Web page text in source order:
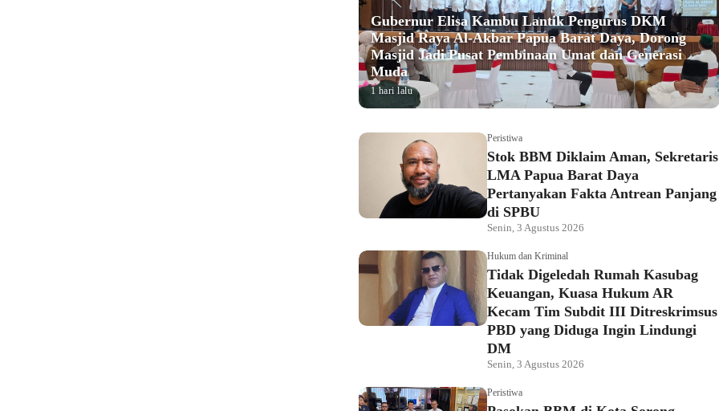
Gubernur Elisa Kambu Lantik Pengurus DKM
Masjid Raya Al-Akbar Papua Barat Daya, Dorong
Masjid Jadi Pusat Pembinaan Umat dan Generasi
Muda
1 hari lalu
Peristiwa
Stok BBM Diklaim Aman, Sekretaris
LMA Papua Barat Daya
Pertanyakan Fakta Antrean Panjang
di SPBU
Senin, 3 Agustus 2026
Hukum dan Kriminal
Tidak Digeledah Rumah Kasubag
Keuangan, Kuasa Hukum AR
Kecam Tim Subdit III Ditreskrimsus
PBD yang Diduga Ingin Lindungi
DM
Senin, 3 Agustus 2026
Peristiwa